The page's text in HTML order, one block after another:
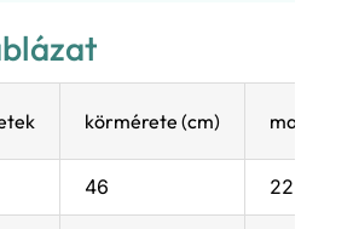
körmérete (cm)
46 22,5